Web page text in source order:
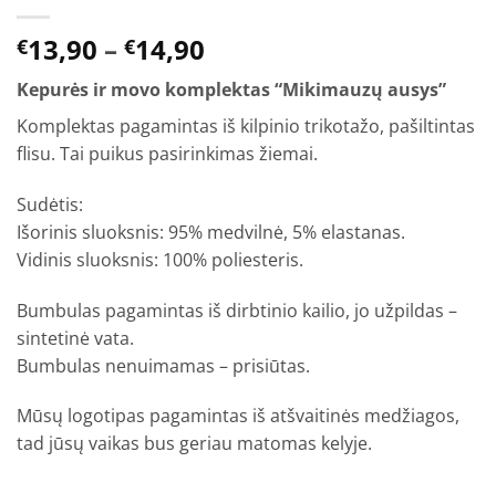
€13,90 – €14,90
range:
€13,90
through
€14,90
Kepurės ir movo komplektas “Mikimauzų ausys”
Komplektas pagamintas iš kilpinio trikotažo, pašiltintas
flisu. Tai puikus pasirinkimas žiemai.
Sudėtis:
Išorinis sluoksnis: 95% medvilnė, 5% elastanas.
Vidinis sluoksnis: 100% poliesteris.
Bumbulas pagamintas iš dirbtinio kailio, jo užpildas –
sintetinė vata.
Bumbulas nenuimamas – prisiūtas.
Mūsų logotipas pagamintas iš atšvaitinės medžiagos,
tad jūsų vaikas bus geriau matomas kelyje.